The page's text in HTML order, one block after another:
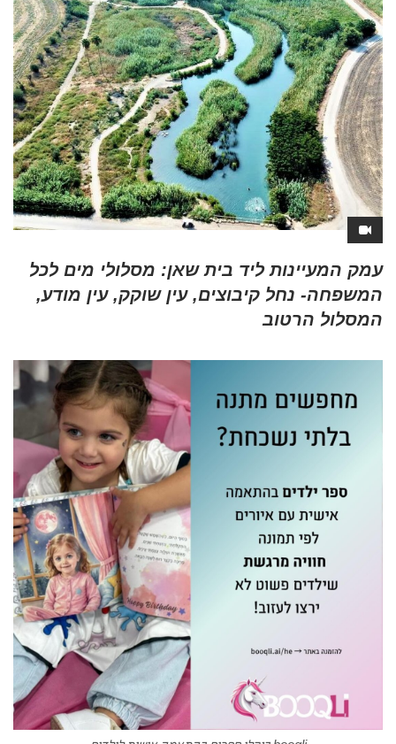
עמק המעיינות ליד בית שאן: מסלולי מים לכל
המשפחה- נחל קיבוצים, עין שוקק, עין מודע,
המסלול הרטוב